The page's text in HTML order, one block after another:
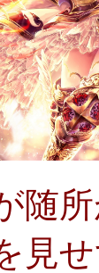
随
見